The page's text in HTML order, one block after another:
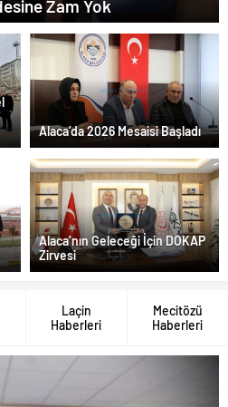
Zam Yok
Alaca’da 2026 Mesaisi Başladı
Alaca’nın Geleceği İçin DOKAP
Zirvesi
Laçin
Haberleri
Mecitözü
Haberleri